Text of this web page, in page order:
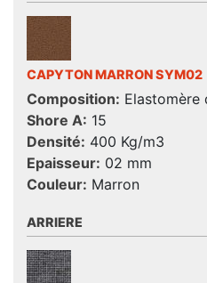
CAPYTON MARRON SYM02
Composition: Elastomère
Shore A: 15
Densité: 400 Kg/m3
Epaisseur: 02 mm
Couleur: Marron
ARRIERE